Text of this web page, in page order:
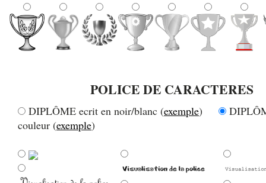
POLICE DE CARACTERES
DIPLÔME ecrit en noir/blanc (exemple)
couleur (exemple)